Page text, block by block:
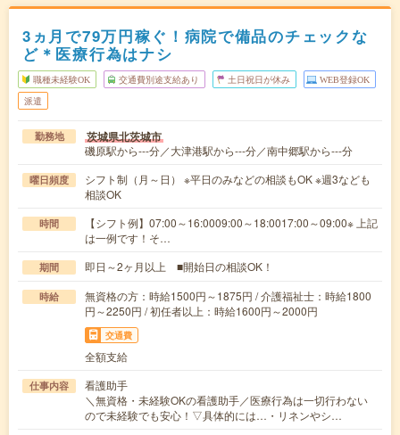
3ヵ月で79万円稼ぐ！病院で備品のチェックな
ど＊医療行為はナシ
職種未経験OK 交通費別途支給あり 土日祝日が休み WEB登録OK
派遣
勤務地 茨城県北茨城市
磯原駅から---分／大津港駅から---分／南中郷駅から---分
曜日頻度
シフト制（月～日） ※平日のみなどの相談もOK ※週3なども
相談OK
時間
【シフト例】07:00～16:0009:00～18:0017:00～09:00※ 上記
は一例です！そ…
期間 即日～2ヶ月以上 ■開始日の相談OK！
時給
無資格の方：時給1500円～1875円 / 介護福祉士：時給1800
円～2250円 / 初任者以上：時給1600円～2000円
交通費
全額支給
仕事内容
看護助手
＼無資格・未経験OKの看護助手／医療行為は一切行わない
ので未経験でも安心！▽具体的には…・リネンやシ…